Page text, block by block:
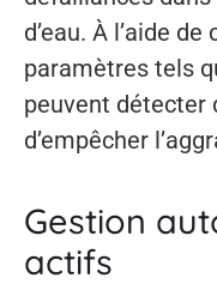
d’eau. À l’aide
paramètres tels
peuvent détecter
d’empêcher
Gestion
actifs